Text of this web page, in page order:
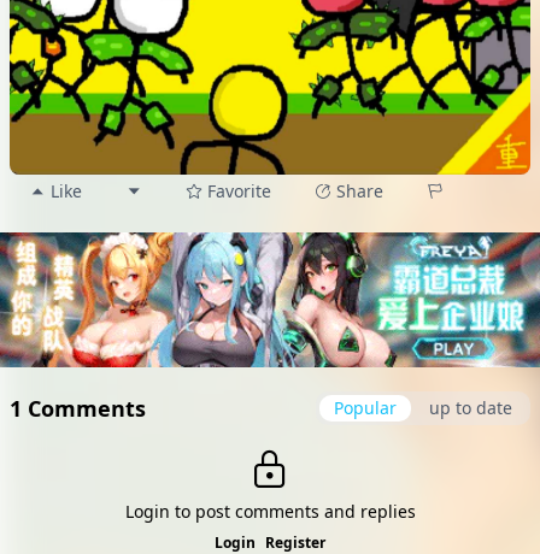
Like Favorite Share
1 Comments Popular up to date
Login to post comments and replies
Login Register